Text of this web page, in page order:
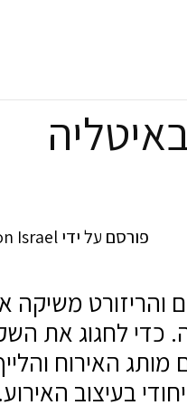
פורסם על ידיIsrael
כדי לחגוג את
בעיצוב האירוע.